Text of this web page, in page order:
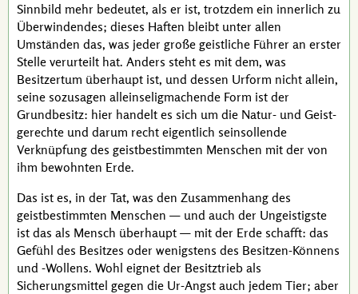
Sinnbild mehr bedeutet, als er ist, trotzdem ein innerlich zu
Überwindendes; dieses Haften bleibt unter allen
Umständen das, was jeder große geistliche Führer an erster
Stelle verurteilt hat. Anders steht es mit dem, was
Besitzertum überhaupt ist, und dessen Urform nicht allein,
seine sozusagen alleinseligmachende Form ist der
Grundbesitz: hier handelt es sich um die Natur- und Geist-
gerechte und darum recht eigentlich seinsollende
Verknüpfung des geistbestimmten Menschen mit der von
ihm bewohnten Erde.
Das ist es, in der Tat, was den Zusammenhang des
geistbestimmten Menschen — und auch der Ungeistigste
ist das als Mensch überhaupt — mit der Erde schafft: das
Gefühl des Besitzes oder wenigstens des Besitzen-Könnens
und -Wollens. Wohl eignet der Besitztrieb als
Sicherungsmittel gegen die Ur-Angst auch jedem Tier; aber